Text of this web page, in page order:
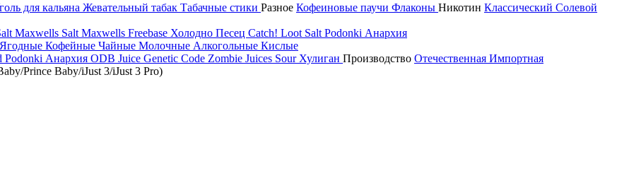
для кальяна Жевательный табак Табачные стики Разное Кофеиновые паучи Флаконы Никотин Классический Солевой
Maxwells Salt Maxwells Freebase Холодно Песец Catch! Loot Salt Podonki Анархия
Ягодные Кофейные Чайные Молочные Алкогольные Кислые
Podonki Анархия ODB Juice Genetic Code Zombie Juices Sour Хулиган Производство Отечественная Импортная
Prince Baby/iJust 3/iJust 3 Pro)